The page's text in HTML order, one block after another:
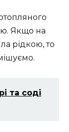
Якщо на
рідкою, то
та соді